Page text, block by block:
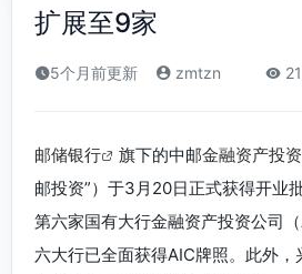
扩展至9家
5个月前更新 zmtzn 21
邮储银行 旗下的中邮金融资产投资
邮投资”）于3月20日正式获得开业
第六家国有大行金融资产投资公司（
六大行已全面获得AIC牌照。此外